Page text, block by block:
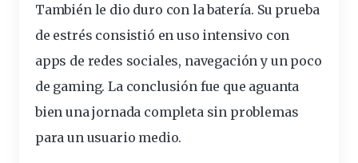
También le dio duro con la batería. Su prueba
de estrés consistió en uso intensivo con
apps de redes sociales, navegación y un poco
de gaming. La conclusión fue que aguanta
bien una jornada completa sin problemas
para un usuario medio.